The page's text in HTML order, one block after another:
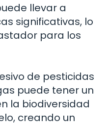
llevar a
significativas, lo
para los
de pesticidas
puede tener un
la biodiversidad
creando un